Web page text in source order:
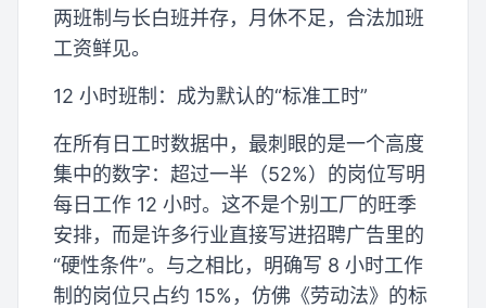
两班制与长白班并存，月休不足，合法加班
工资鲜见。
12 小时班制：成为默认的“标准工时”
在所有日工时数据中，最刺眼的是一个高度
集中的数字：超过一半（52%）的岗位写明
每日工作 12 小时。这不是个别工厂的旺季
安排，而是许多行业直接写进招聘广告里的
“硬性条件”。与之相比，明确写 8 小时工作
制的岗位只占约 15%，仿佛《劳动法》的标